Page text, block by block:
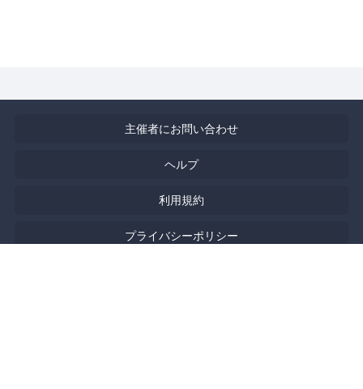
主催者にお問い合わせ
ヘルプ
利用規約
プライバシーポリシー